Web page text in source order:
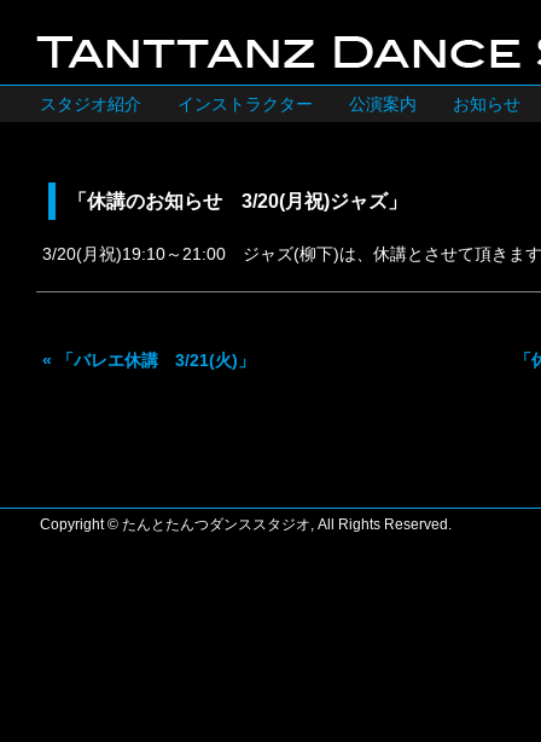
スタジオ紹介 インストラクター 公演案内 お知らせ
「休講のお知らせ 3/20(月祝)ジャズ」
3/20(月祝)19:10～21:00 ジャズ(柳下)は、休講とさせて頂きま
« 「バレエ休講 3/21(火)」
Copyright © たんとたんつダンススタジオ, All Rights Reserved.